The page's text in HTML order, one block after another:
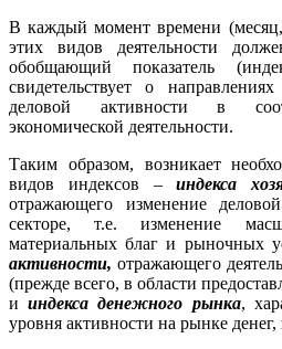
В каждый момент времени
этих видов деятельности
обобщающий показатель
свидетельствует о
деловой активности в
экономической деятельности.
Таким образом, возникает
видов индексов –индекса
отражающего изменение
секторе, т.е. изменение
материальных благ и рыночных
активности, отражающего
(прежде всего, в области
ииндекса денежного рынка,
уровня активности на рынке